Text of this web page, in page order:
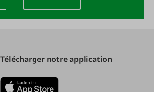
Télécharger notre application